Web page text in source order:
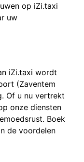
op iZi.taxi
uw
iZi.taxi wordt
(Zaventem
Of u nu vertrekt
onze diensten
Boek
de voordelen